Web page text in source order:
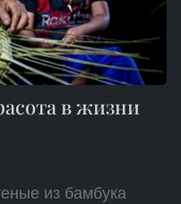
в жизни
из бамбука